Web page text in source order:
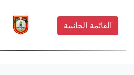
القائمة الجانبية